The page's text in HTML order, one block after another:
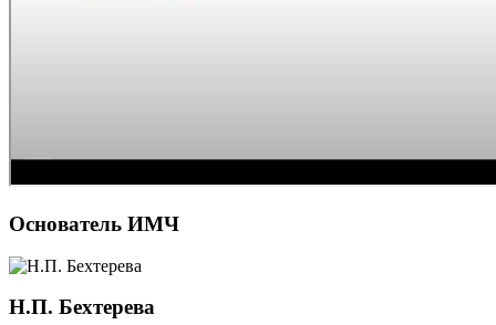
Основатель ИМЧ
Н.П. Бехтерева